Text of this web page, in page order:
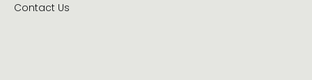
Contact Us